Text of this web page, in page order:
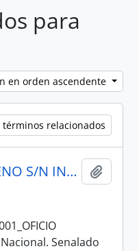
para
en orden ascendente
términos relacionados
001_OFICIO SANTIAGO VALLEJO_23-04-25 SESION DEL PLENO S/N INSTALACION ASAMBLEA NACIONAL 2025-2027
Senalado